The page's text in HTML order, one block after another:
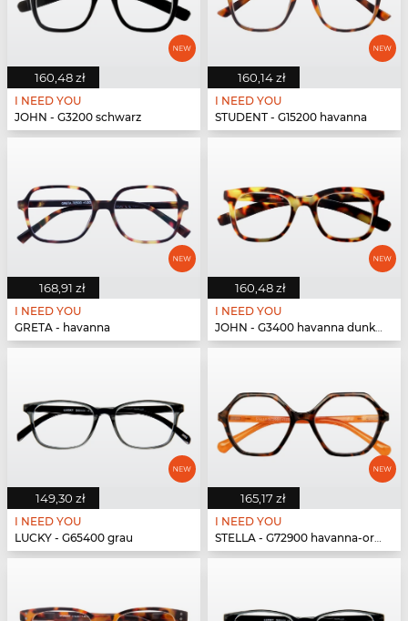
160,48 zł
I NEED YOU
JOHN - G3200 schwarz
160,14 zł
I NEED YOU
STUDENT - G15200 havanna
168,91 zł
I NEED YOU
GRETA - havanna
160,48 zł
I NEED YOU
JOHN - G3400 havanna dunkel
149,30 zł
I NEED YOU
LUCKY - G65400 grau
165,17 zł
I NEED YOU
STELLA - G72900 havanna-orange